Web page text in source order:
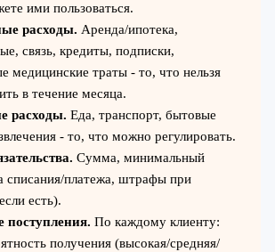
ими пользоваться.
расходы. Аренда/ипотека,
связь, кредиты, подписки,
медицинские траты - то, что нельзя
в течение месяца.
расходы. Еда, транспорт, бытовые
- то, что можно регулировать.
Сумма, минимальный
списания/платежа, штрафы при
есть).
По каждому клиенту:
получения (высокая/средняя/